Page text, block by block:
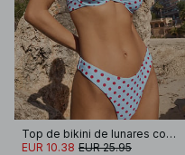
Top de bikini de lunares con aros
EUR 10.38 EUR 25.95